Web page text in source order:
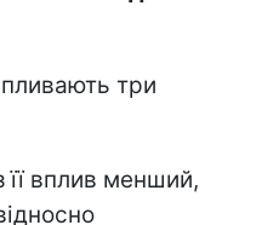
три
її вплив менший,